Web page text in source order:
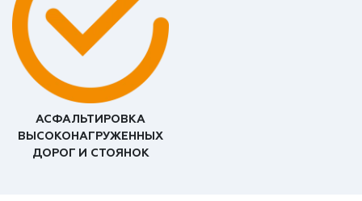
АСФАЛЬТИРОВКА
ВЫСОКОНАГРУЖЕННЫХ
ДОРОГ И СТОЯНОК